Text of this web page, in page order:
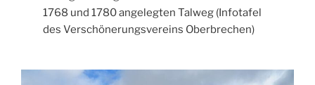
1768 und 1780 angelegten Talweg (Infotafel
des Verschönerungsvereins Oberbrechen)